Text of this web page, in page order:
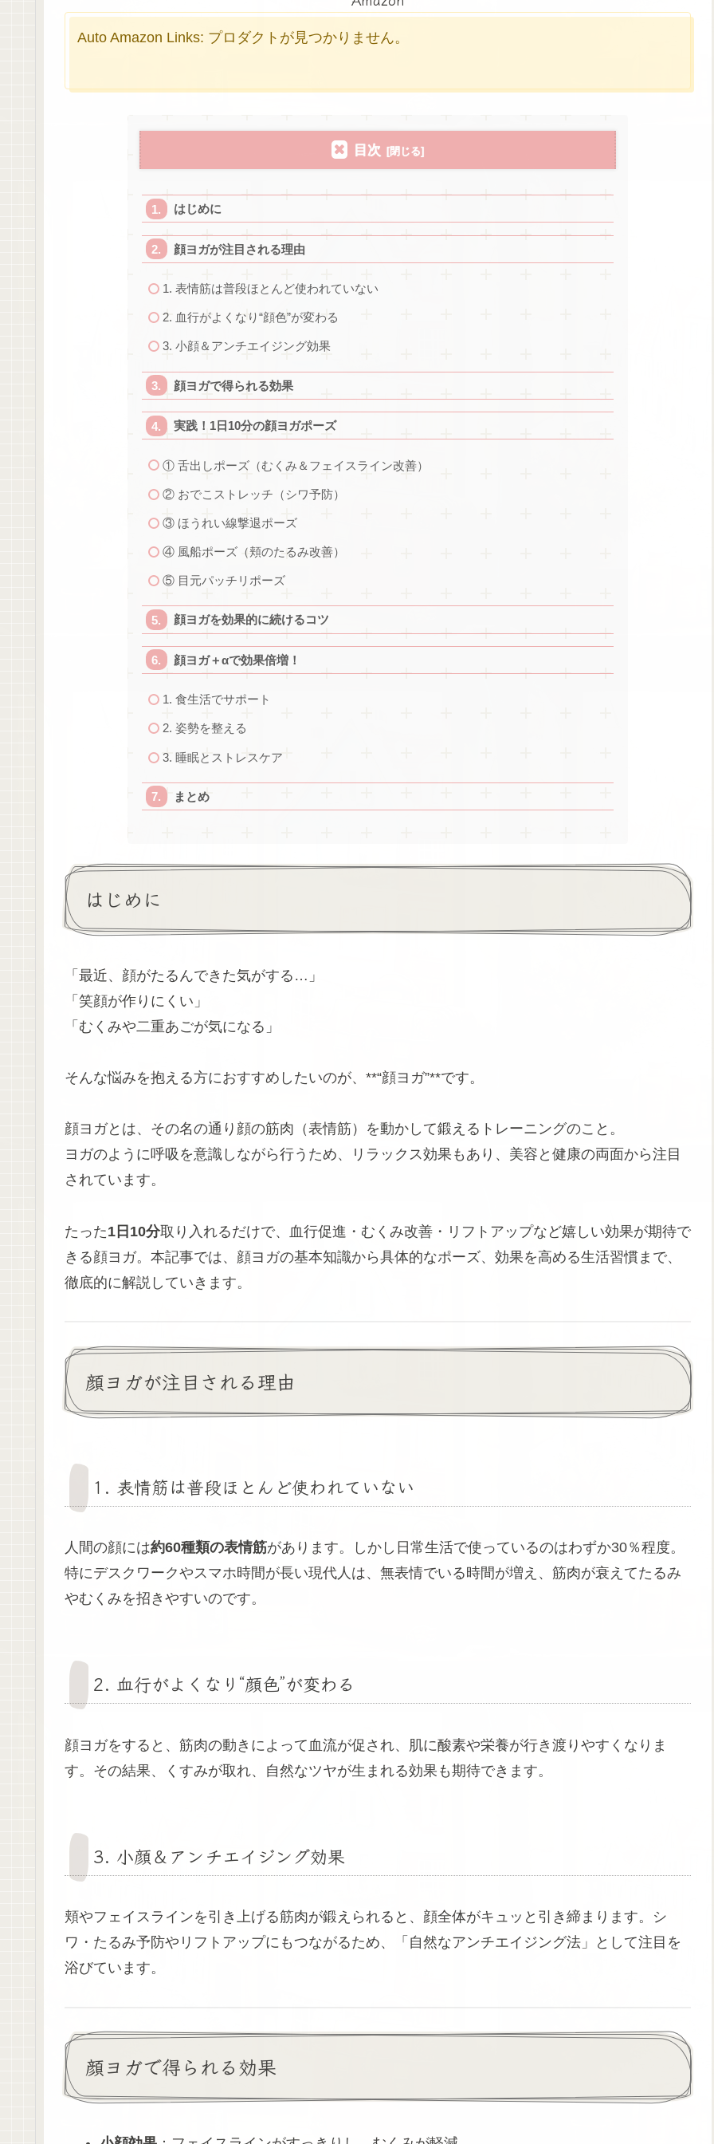
Auto Amazon Links: プロダクトが見つかりません。
目次
はじめに
顔ヨガが注目される理由
1. 表情筋は普段ほとんど使われていない
2. 血行がよくなり“顔色”が変わる
3. 小顔＆アンチエイジング効果
顔ヨガで得られる効果
実践！1日10分の顔ヨガポーズ
① 舌出しポーズ（むくみ＆フェイスライン改善）
② おでこストレッチ（シワ予防）
③ ほうれい線撃退ポーズ
④ 風船ポーズ（頬のたるみ改善）
⑤ 目元パッチリポーズ
顔ヨガを効果的に続けるコツ
顔ヨガ＋αで効果倍増！
1. 食生活でサポート
2. 姿勢を整える
3. 睡眠とストレスケア
まとめ
はじめに
「最近、顔がたるんできた気がする…」
「笑顔が作りにくい」
「むくみや二重あごが気になる」
そんな悩みを抱える方におすすめしたいのが、**“顔ヨガ”**です。
顔ヨガとは、その名の通り顔の筋肉（表情筋）を動かして鍛えるトレーニングのこと。
ヨガのように呼吸を意識しながら行うため、リラックス効果もあり、美容と健康の両面から注目
されています。
たった1日10分取り入れるだけで、血行促進・むくみ改善・リフトアップなど嬉しい効果が期待で
きる顔ヨガ。本記事では、顔ヨガの基本知識から具体的なポーズ、効果を高める生活習慣まで、
徹底的に解説していきます。
顔ヨガが注目される理由
1. 表情筋は普段ほとんど使われていない
人間の顔には約60種類の表情筋があります。しかし日常生活で使っているのはわずか30％程度。
特にデスクワークやスマホ時間が長い現代人は、無表情でいる時間が増え、筋肉が衰えてたるみ
やむくみを招きやすいのです。
2. 血行がよくなり“顔色”が変わる
顔ヨガをすると、筋肉の動きによって血流が促され、肌に酸素や栄養が行き渡りやすくなりま
す。その結果、くすみが取れ、自然なツヤが生まれる効果も期待できます。
3. 小顔＆アンチエイジング効果
頬やフェイスラインを引き上げる筋肉が鍛えられると、顔全体がキュッと引き締まります。シ
ワ・たるみ予防やリフトアップにもつながるため、「自然なアンチエイジング法」として注目を
浴びています。
顔ヨガで得られる効果